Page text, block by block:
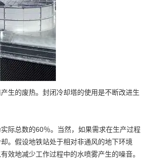
的废热。封闭冷却塔的使用是不断改进生
际总数的60％。当然，如果需求在生产过程
。假设地铁站处于相对非通风的地下环境
效地减少工作过程中的水喷雾产生的噪音。